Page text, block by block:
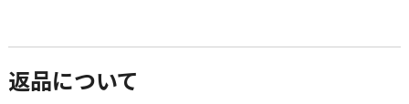
返品について